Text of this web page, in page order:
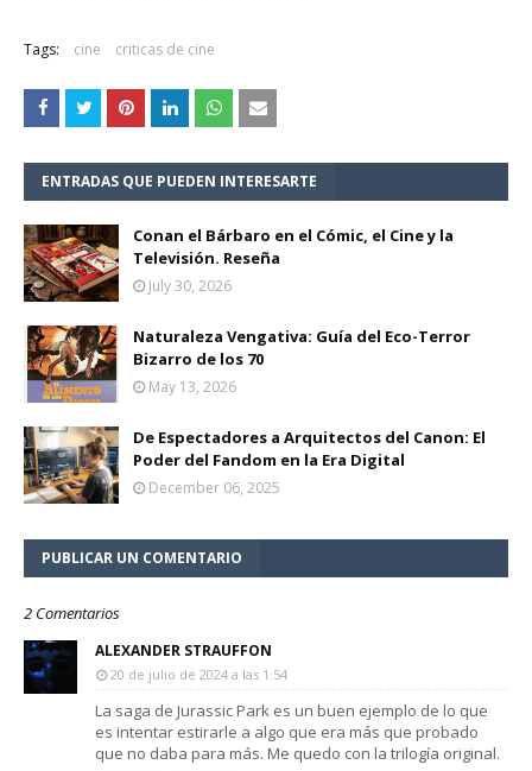
Tags: cine criticas de cine
ENTRADAS QUE PUEDEN INTERESARTE
Conan el Bárbaro en el Cómic, el Cine y la
Televisión. Reseña
July 30, 2026
Naturaleza Vengativa: Guía del Eco-Terror
Bizarro de los 70
May 13, 2026
De Espectadores a Arquitectos del Canon: El
Poder del Fandom en la Era Digital
December 06, 2025
PUBLICAR UN COMENTARIO
2 Comentarios
ALEXANDER STRAUFFON
20 de julio de 2024 a las 1:54
La saga de Jurassic Park es un buen ejemplo de lo que
es intentar estirarle a algo que era más que probado
que no daba para más. Me quedo con la trilogía original.